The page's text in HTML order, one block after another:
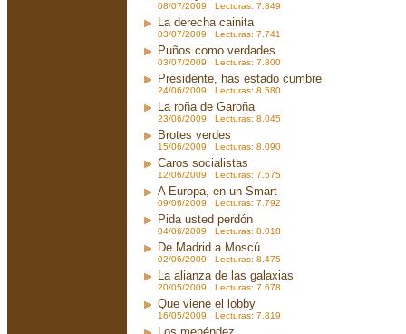
08/07/2009 Lecturas: 7.849
La derecha cainita
03/07/2009 Lecturas: 7.741
Puños como verdades
03/07/2009 Lecturas: 7.800
Presidente, has estado cumbre
24/06/2009 Lecturas: 8.580
La roña de Garoña
23/06/2009 Lecturas: 8.045
Brotes verdes
15/06/2009 Lecturas: 8.090
Caros socialistas
12/06/2009 Lecturas: 7.575
A Europa, en un Smart
09/06/2009 Lecturas: 7.792
Pida usted perdón
04/06/2009 Lecturas: 8.018
De Madrid a Moscú
02/06/2009 Lecturas: 8.475
La alianza de las galaxias
20/05/2009 Lecturas: 7.678
Que viene el lobby
16/05/2009 Lecturas: 7.819